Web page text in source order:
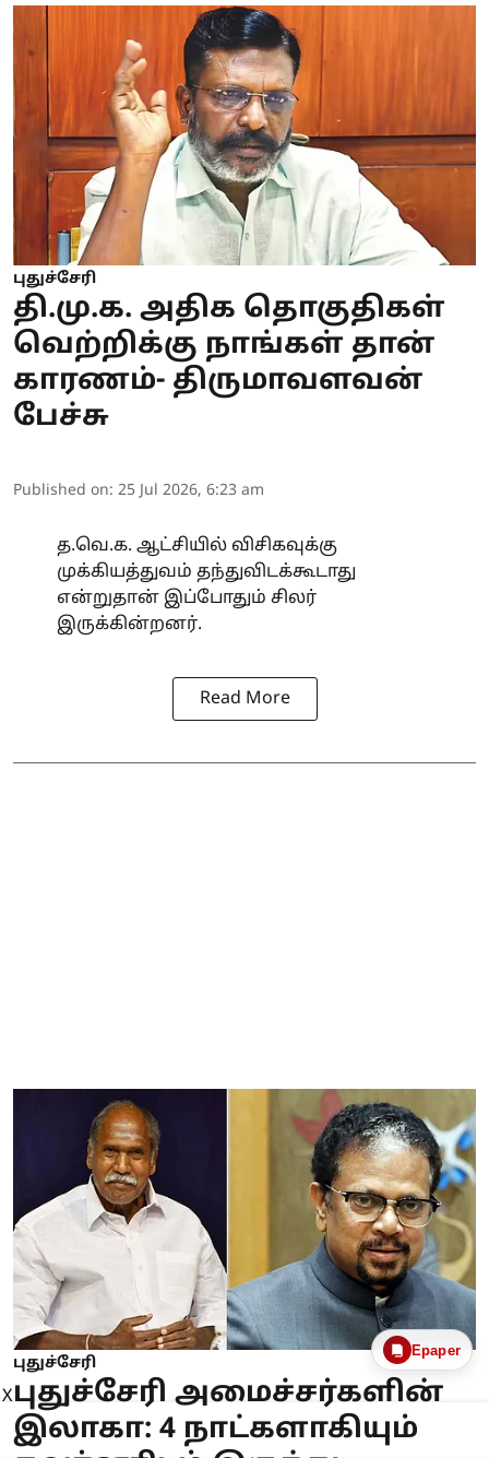
புதுச்சேரி
தி.மு.க. அதிக தொகுதிகள்
வெற்றிக்கு நாங்கள் தான்
காரணம்- திருமாவளவன்
பேச்சு
Published on: 25 Jul 2026, 6:23 am
த.வெ.க. ஆட்சியில் விசிகவுக்கு
முக்கியத்துவம் தந்துவிடக்கூடாது
என்றுதான் இப்போதும் சிலர்
இருக்கின்றனர்.
Read More
புதுச்சேரி
புதுச்சேரி அமைச்சர்களின்
இலாகா: 4 நாட்களாகியும்
Epaper
X